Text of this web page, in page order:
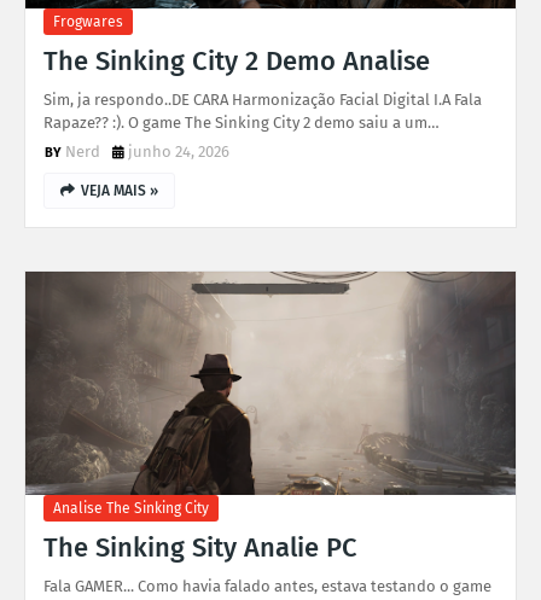
Frogwares
The Sinking City 2 Demo Analise
Sim, ja respondo..DE CARA Harmonização Facial Digital I.A Fala
Rapaze?? :). O game The Sinking City 2 demo saiu a um…
Nerd
junho 24, 2026
VEJA MAIS »
Analise The Sinking City
The Sinking Sity Analie PC
Fala GAMER... Como havia falado antes, estava testando o game